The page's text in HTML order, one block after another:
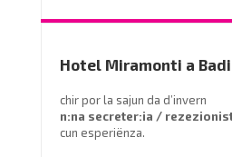
- Tel. 0474 555141
Hotel Miramonti a
chir por la sajun da d’invern
n:na secreter:ia /
cun esperiënza.